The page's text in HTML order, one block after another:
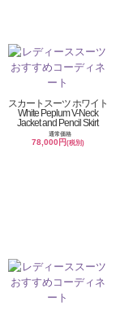
スカートスーツ ホワイト
White Peplum V-Neck
Jacket and Pencil Skirt
通常価格
78,000円 (税別)